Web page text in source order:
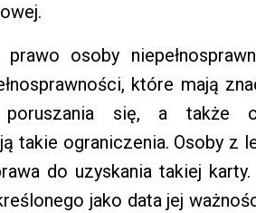
osoby
które mają
poruszania się, a także
takie ograniczenia. Osoby z
do uzyskania takiej
jako data jej